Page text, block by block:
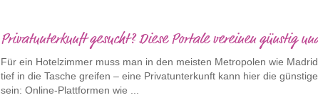
Privatunterkunft gesucht? Diese Portale vereinen günstig
Für ein Hotelzimmer muss man in den meisten Metropolen wie
tief in die Tasche greifen – eine Privatunterkunft kann hier die
sein: Online-Plattformen wie ...